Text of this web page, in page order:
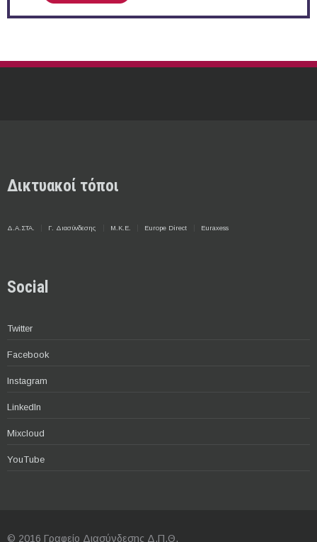
Δικτυακοί τόποι
Δ.Α.ΣΤΑ. Γ. Διασύνδεσης Μ.Κ.Ε. Europe Direct Euraxess
Social
Twitter
Facebook
Instagram
LinkedIn
Mixcloud
YouTube
© 2016 Γραφείο Διασύνδεσης Δ.Π.Θ.